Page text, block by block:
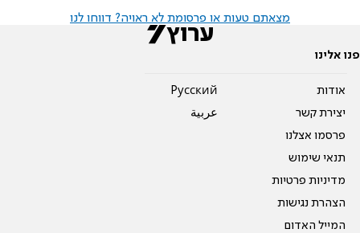
מצאתם טעות או פרסומת לא ראויה? דווחו לנו
פנו אלינו
אודות
יצירת קשר
פרסמו אצלנו
תנאי שימוש
מדיניות פרטיות
הצהרת נגישות
המייל האדום
Pусский
عربية